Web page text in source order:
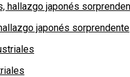
japonés sorprendente